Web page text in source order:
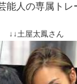
能人の専属トレ
↓↓土屋太鳳さん